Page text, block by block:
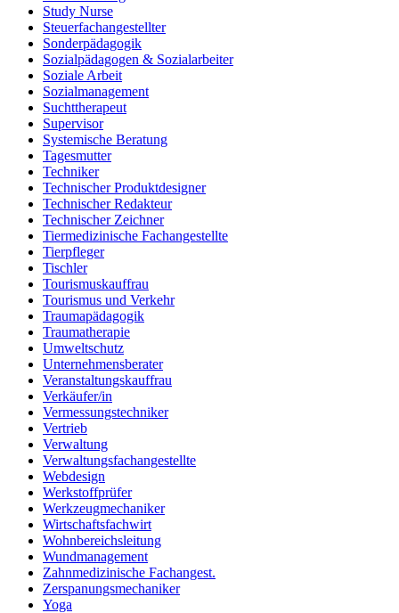
Study Nurse
Steuerfachangestellter
Sonderpädagogik
Sozialpädagogen & Sozialarbeiter
Soziale Arbeit
Sozialmanagement
Suchttherapeut
Supervisor
Systemische Beratung
Tagesmutter
Techniker
Technischer Produktdesigner
Technischer Redakteur
Technischer Zeichner
Tiermedizinische Fachangestellte
Tierpfleger
Tischler
Tourismuskauffrau
Tourismus und Verkehr
Traumapädagogik
Traumatherapie
Umweltschutz
Unternehmensberater
Veranstaltungskauffrau
Verkäufer/in
Vermessungstechniker
Vertrieb
Verwaltung
Verwaltungsfachangestellte
Webdesign
Werkstoffprüfer
Werkzeugmechaniker
Wirtschaftsfachwirt
Wohnbereichsleitung
Wundmanagement
Zahnmedizinische Fachangest.
Zerspanungsmechaniker
Yoga